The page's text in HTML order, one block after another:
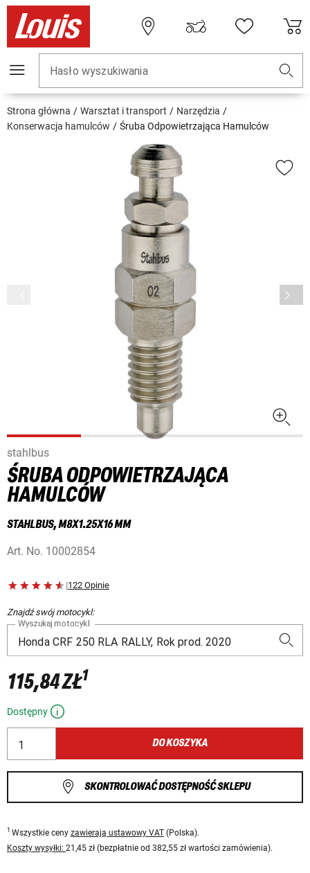
Hasło wyszukiwania
Strona główna Warsztat i transport
Narzędzia
Konserwacja hamulców
Śruba Odpowietrzająca Hamulców
stahlbus
ŚRUBA ODPOWIETRZAJĄCA
HAMULCÓW
STAHLBUS, M8X1.25X16 MM
Art. No. 10002854
|122 Opinie
Znajdź swój motocykl:
Wyszukaj motocykl
115,84 ZŁ1
Dostępny
DO KOSZYKA
SKONTROLOWAĆ DOSTĘPNOŚĆ SKLEPU
1 Wszystkie ceny zawierają ustawowy VAT (Polska).
Koszty wysyłki: 21,45 zł (bezpłatnie od 382,55 zł wartości zamówienia).